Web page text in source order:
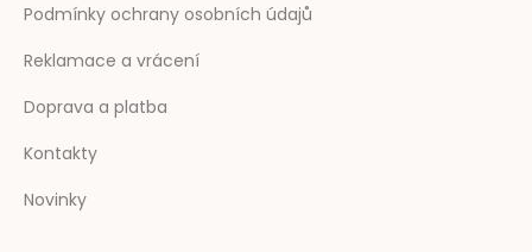
Podmínky ochrany osobních údajů
Reklamace a vrácení
Doprava a platba
Kontakty
Novinky